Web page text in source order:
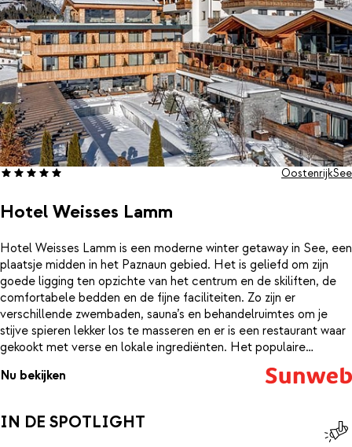
Hotel Weisses Lamm
OostenrijkSee
Hotel Weisses Lamm is een moderne winter getaway in See, een
plaatsje midden in het Paznaun gebied. Het is geliefd om zijn
goede ligging ten opzichte van het centrum en de skiliften, de
comfortabele bedden en de fijne faciliteiten. Zo zijn er
verschillende zwembaden, sauna’s en behandelruimtes om je
stijve spieren lekker los te masseren en er is een restaurant waar
gekookt met verse en lokale ingrediënten. Het populaire
Galtür, die vanaf hotel Weisses Lamm allemaal makkelijk te
meter vind je al de dichtstbijzijnde lift. Hoe goed klinkt dat?
Daarnaast beschikt het hotel nog over een skiruimte, waar je
Nu bekijken
IN DE SPOTLIGHT